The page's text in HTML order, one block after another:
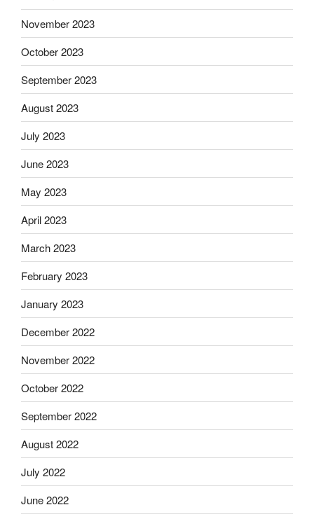
November 2023
October 2023
September 2023
August 2023
July 2023
June 2023
May 2023
April 2023
March 2023
February 2023
January 2023
December 2022
November 2022
October 2022
September 2022
August 2022
July 2022
June 2022